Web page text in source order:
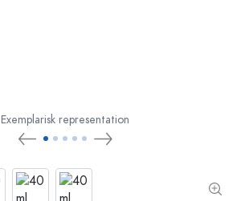
Exemplarisk representation